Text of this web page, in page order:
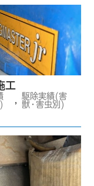
工
駆除実績(害
獣・害虫別)